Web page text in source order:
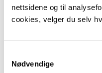
nettsidene og til
cookies, velger du selv
Nødvendige